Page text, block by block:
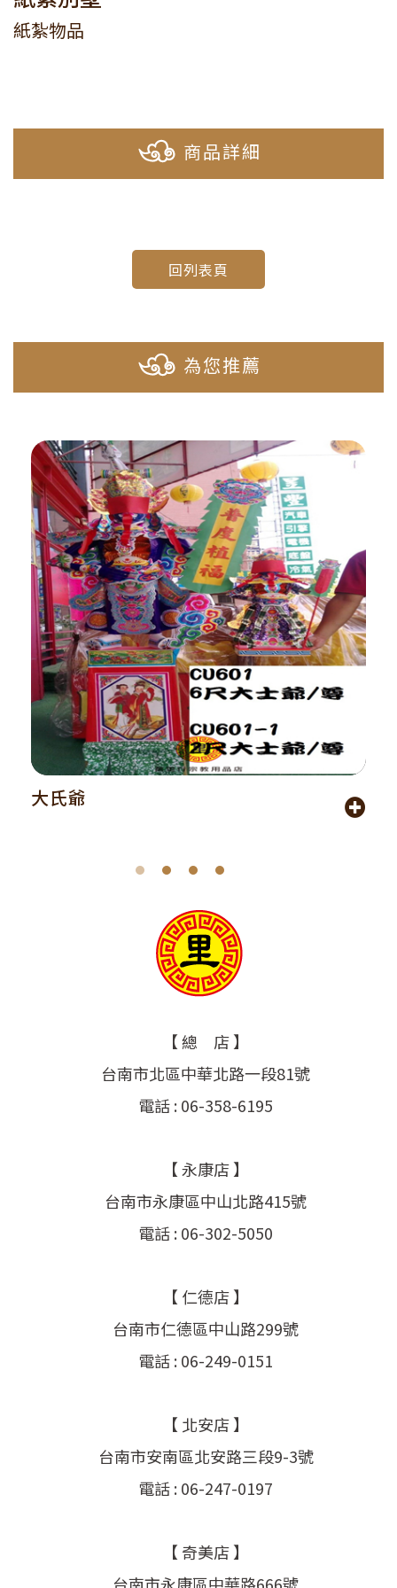
紙紮物品
商品詳細
回列表頁
為您推薦
大氏爺
【 總 店 】
台南市北區中華北路一段81號
電話 : 06-358-6195
【 永康店 】
台南市永康區中山北路415號
電話 : 06-302-5050
【 仁德店 】
台南市仁德區中山路299號
電話 : 06-249-0151
【 北安店 】
台南市安南區北安路三段9-3號
電話 : 06-247-0197
【 奇美店 】